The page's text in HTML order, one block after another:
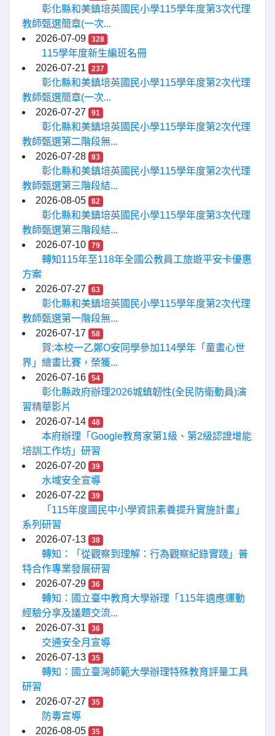
彰化縣和美鎮培英國民小學115學年度第3次代理
教師甄選簡章(一次...
2026-07-09
328
115學年度新生編班名冊
2026-07-21
237
彰化縣和美鎮培英國民小學115學年度第2次代理
教師甄選簡章(一次...
2026-07-27
91
彰化縣和美鎮培英國民小學115學年度第2次代理
教師甄選第二階段無...
2026-07-28
83
彰化縣和美鎮培英國民小學115學年度第2次代理
教師甄選第三階段結...
2026-08-05
82
彰化縣和美鎮培英國民小學115學年度第3次代理
教師甄選第三階段結...
2026-07-10
79
轉知115年至118年全國公教員工旅遊平安卡優惠
方案
2026-07-27
63
彰化縣和美鎮培英國民小學115學年度第2次代理
教師甄選第一階段無...
2026-07-17
58
賀:本校一乙鄭O安同學參加114學年「童畫心世
界」繪畫比賽，榮獲...
2026-07-16
54
彰化縣政府辦理2026城鎮韌性(全民防衛動員)演
習精華影片
2026-07-14
48
本府辦理「Google教育家第1級、第2級認證增能
培訓工作坊」研習
2026-07-20
39
水域安全宣導
2026-07-22
39
「115年度國民中小學資訊素養提升實施計畫」
系列研習
2026-07-13
38
轉知：「從觀察到理解：行為觀察紀錄實踐」普
特合作專業發展研習
2026-07-29
36
轉知：國立臺中教育大學辦理「115年適應運動
經驗分享及議題交流...
2026-07-31
36
交通安全月宣導
2026-07-13
35
轉知：國立臺灣師範大學辦理特殊教育評量工具
研習
2026-07-27
35
防毒宣導
2026-08-05
35